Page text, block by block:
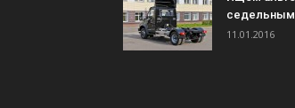
седельным
11.01.2016